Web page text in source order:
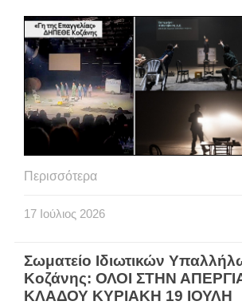
Περισσότερα
17 Ιούλιος 2026
Σωματείο Ιδιωτικών
Κοζάνης: ΟΛΟΙ ΣΤΗΝ
ΚΛΑΔΟΥ ΚΥΡΙΑΚΗ 19 ΙΟΥΛΗ